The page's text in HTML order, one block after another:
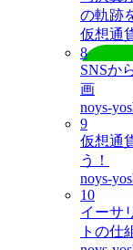
の軌跡
仮想通
8
SNSか
画
noys-
9
仮想通
う！
noys-
10
イーサ
トの仕